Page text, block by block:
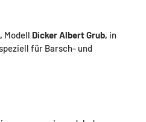
Modell Dicker Albert Grub, in
für Barsch- und